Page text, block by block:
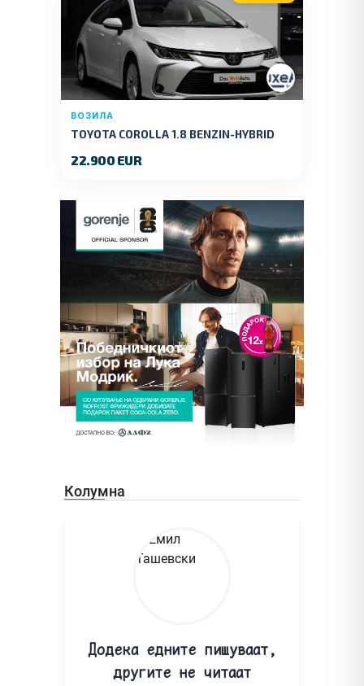
ВОЗИЛА
TOYOTA COROLLA 1.8 BENZIN-HYBRID
22.900 EUR
Колумна
Додека едните пишуваат,
другите не читаат